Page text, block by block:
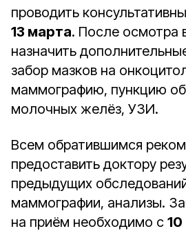
проводить
13 марта. После осмотра
назначить
забор мазков на
маммографию, пункцию
молочных желёз, УЗИ.
Всем обратившимся
предоставить доктору
предыдущих
маммографии, анализы.
на приём необходимо с 10